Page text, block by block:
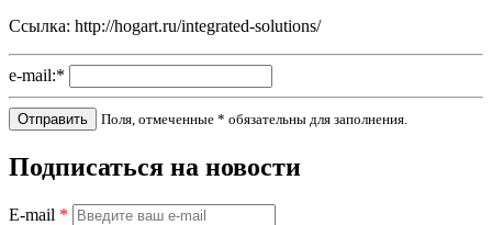
Ссылка: http://hogart.ru/integrated-solutions/
e-mail:*
Поля, отмеченные * обязательны для заполнения.
Подписаться на новости
E-mail *